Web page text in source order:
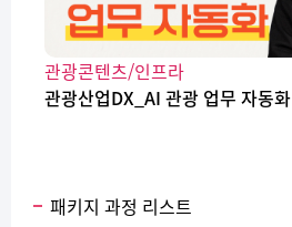
관광콘텐츠/인프라
관광산업DX_AI 관광 업무 자동화
패키지 과정 리스트